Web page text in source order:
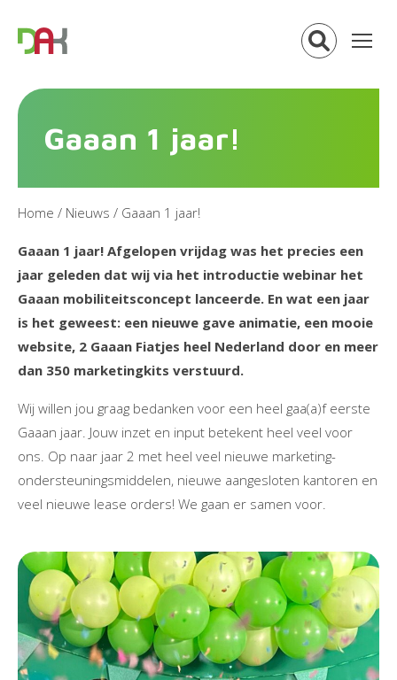
Gaaan 1 jaar!
Home / Nieuws / Gaaan 1 jaar!
Gaaan 1 jaar! Afgelopen vrijdag was het precies een
jaar geleden dat wij via het introductie webinar het
Gaaan mobiliteitsconcept lanceerde. En wat een jaar
is het geweest: een nieuwe gave animatie, een mooie
website, 2 Gaaan Fiatjes heel Nederland door en meer
dan 350 marketingkits verstuurd.
Wij willen jou graag bedanken voor een heel gaa(a)f eerste
Gaaan jaar. Jouw inzet en input betekent heel veel voor
ons. Op naar jaar 2 met heel veel nieuwe marketing-
ondersteuningsmiddelen, nieuwe aangesloten kantoren en
veel nieuwe lease orders! We gaan er samen voor.